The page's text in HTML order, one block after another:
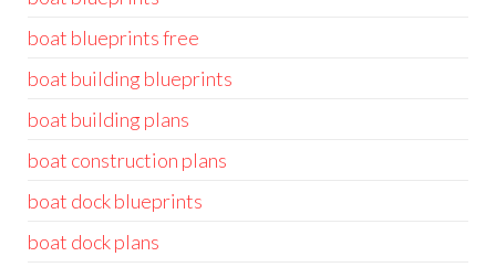
boat blueprints free
boat building blueprints
boat building plans
boat construction plans
boat dock blueprints
boat dock plans